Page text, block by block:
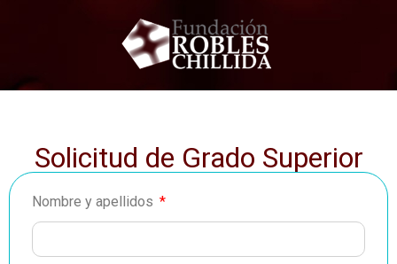
Solicitud de Grado Superior
Nombre y apellidos